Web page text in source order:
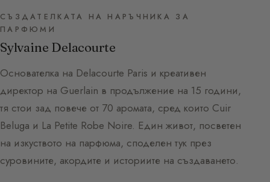
СЪЗДАТЕЛКАТА НА НАРЪЧНИКА ЗА
ПАРФЮМИ
Sylvaine Delacourte
Основателка на Delacourte Paris и креативен
директор на Guerlain в продължение на 15 години,
тя стои зад повече от 70 аромата, сред които Cuir
Beluga и La Petite Robe Noire. Един живот, посветен
на изкуството на парфюма, споделен тук през
суровините, акордите и историите на създаването.